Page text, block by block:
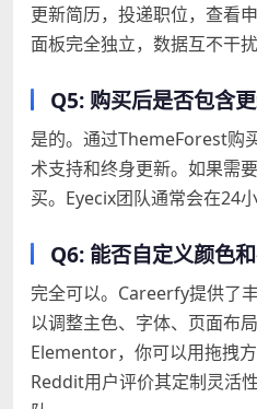
更新简历，投递职位，查看
面板完全独立，数据互不干扰
Q5: 购买后是否包含
是的。通过ThemeForest购
术支持和终身更新。如果需
买。Eyecix团队通常会在24
Q6: 能否自定义颜色和
完全可以。Careerfy提供了
以调整主色、字体、页面布
Elementor，你可以用拖拽方
Reddit用户评价其定制灵活